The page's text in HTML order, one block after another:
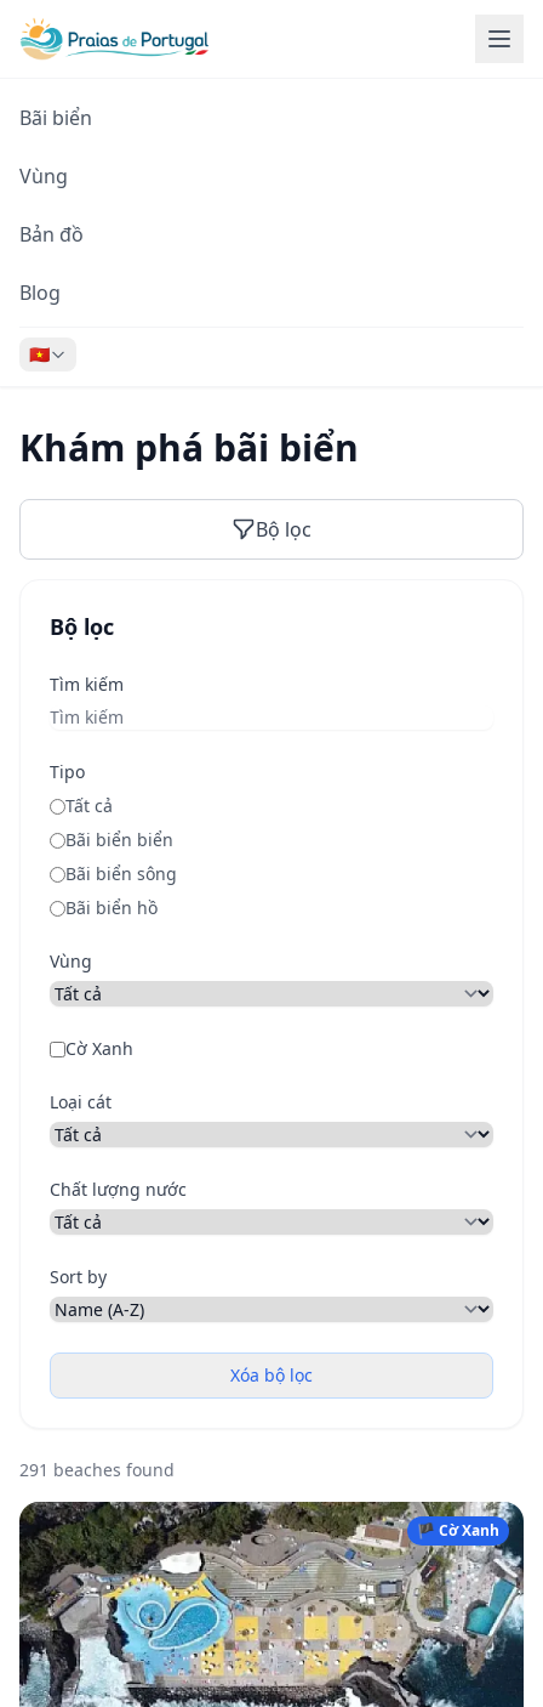
Bãi biển
Vùng
Bản đồ
Blog
🇻🇳
Khám phá bãi biển
Bộ lọc
Bộ lọc
Tìm kiếm
Tipo
Tất cả
Bãi biển biển
Bãi biển sông
Bãi biển hồ
Vùng
Cờ Xanh
Loại cát
Chất lượng nước
Sort by
Xóa bộ lọc
291 beaches found
🏴 Cờ Xanh